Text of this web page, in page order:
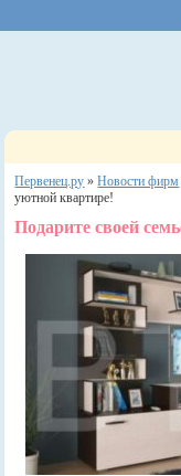
Первенец.ру »Новости фирм
уютной квартире!
Подарите своей